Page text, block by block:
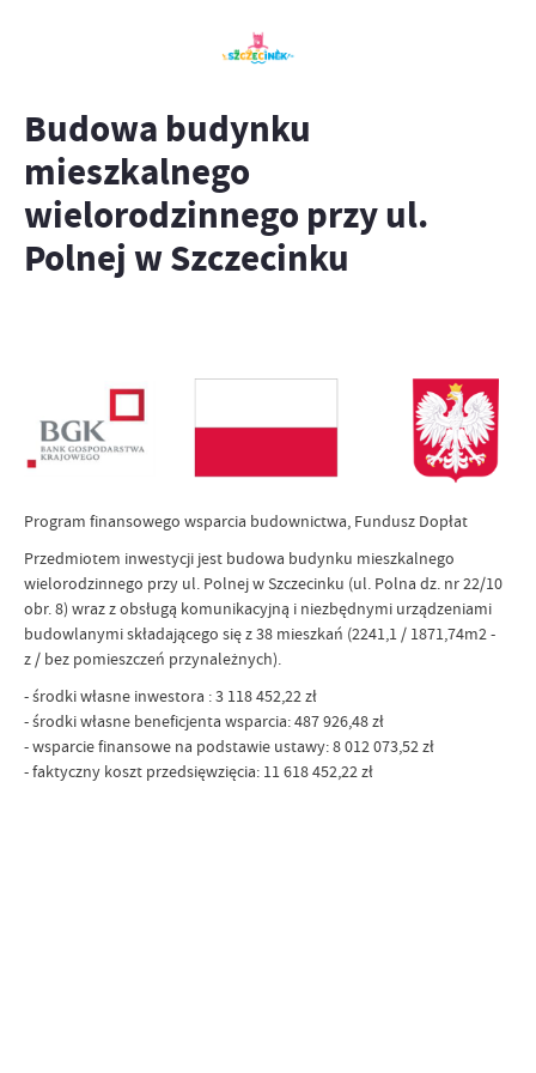
Budowa budynku
mieszkalnego
wielorodzinnego przy ul.
Polnej w Szczecinku
Program finansowego wsparcia budownictwa, Fundusz Dopłat
Przedmiotem inwestycji jest budowa budynku mieszkalnego
wielorodzinnego przy ul. Polnej w Szczecinku (ul. Polna dz. nr 22/10
obr. 8) wraz z obsługą komunikacyjną i niezbędnymi urządzeniami
budowlanymi składającego się z 38 mieszkań (2241,1 / 1871,74m2 -
z / bez pomieszczeń przynależnych).
- środki własne inwestora : 3 118 452,22 zł
- środki własne beneficjenta wsparcia: 487 926,48 zł
- wsparcie finansowe na podstawie ustawy: 8 012 073,52 zł
- faktyczny koszt przedsięwzięcia: 11 618 452,22 zł